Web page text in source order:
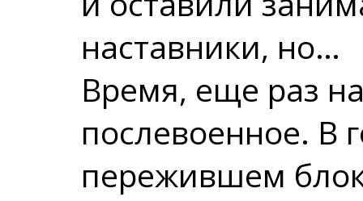
наставники, но…
Время, еще раз
послевоенное. В
пережившем